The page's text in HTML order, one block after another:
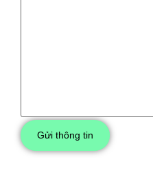
Gửi thông tin